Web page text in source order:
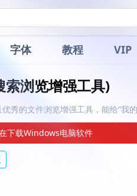
字体 教程 VIP
浏览增强工具)
秀的文件浏览增强工具，能给“我
下载Windows电脑软件